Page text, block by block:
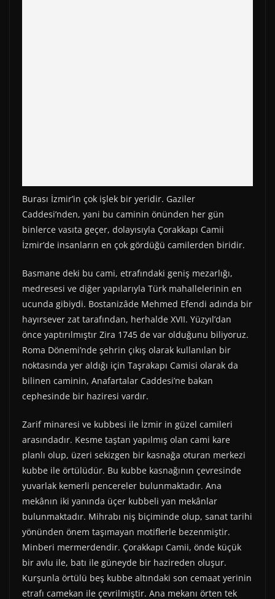
Burası İzmir’in çok işlek bir yeridir. Gaziler
Caddesi’nden, yani bu caminin önünden her gün
binlerce vasıta geçer, dolayısıyla Çorakkapı Camii
İzmir’de insanların en çok gördüğü camilerden biridir.
Basmane deki bu cami, etrafındaki geniş mezarlığı,
medresesi ve diğer yapılarıyla Türk mahallelerinin en
ucunda gibiydi. Bostanizâde Mehmed Efendi adında bir
hayırsever zat tarafından, herhalde XVII. Yüzyıl’dan
önce yaptırılmıştır Zira 1745 de var olduğunu biliyoruz.
Roma Dönemi’nde şehrin çıkış olarak kullanılan bir
noktasında yer aldığı için Taşrakapı Camisi olarak da
bilinen caminin, Anafartalar Caddesi’ne bakan
cephesinde bir haziresi vardır.
Zarif minaresi ve kubbesi ile İzmir in güzel camileri
arasındadır. Kesme taştan yapılmış olan cami kare
planlı olup, üzeri sekizgen bir kasnağa oturan merkezi
kubbe ile örtülüdür. Bu kubbe kasnağının çevresinde
yuvarlak kemerli pencereler bulunmaktadır. Ana
mekânın iki yanında üçer kubbeli yan mekânlar
bulunmaktadır. Mihrabı niş biçiminde olup, sanat tarihi
yönünden önem taşımayan motiflerle bezenmiştir.
Minberi mermerdendir. Çorakkapı Camii, önde küçük
bir avlu ile, batı ile güneyde bir hazireden oluşur.
Kurşunla örtülü beş kubbe altındaki son cemaat yerinin
etrafı camekan ile çevrilmiştir. Ana mekanı örten tek